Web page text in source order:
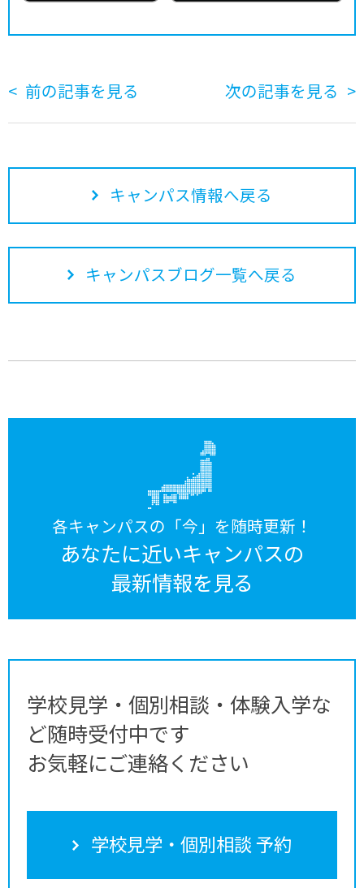
前の記事を見る 次の記事を見る
キャンパス情報へ戻る
キャンパスブログ一覧へ戻る
各キャンパスの「今」を随時更新！
あなたに近いキャンパスの
最新情報を見る
学校見学・個別相談・体験入学な
ど随時受付中です
お気軽にご連絡ください
学校見学・個別相談 予約